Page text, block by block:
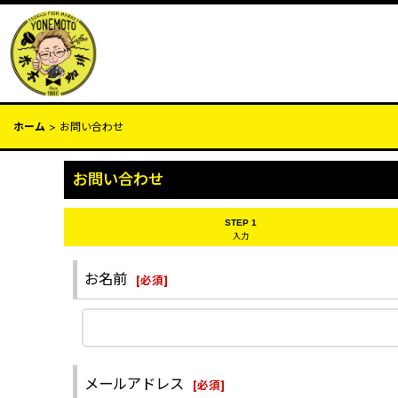
ホーム > お問い合わせ
お問い合わせ
STEP 1
入力
お名前 [必須]
メールアドレス [必須]